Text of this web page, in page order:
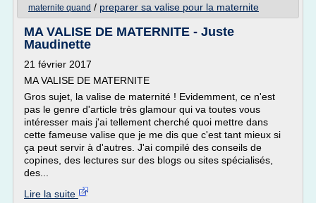
maternite quand / preparer sa valise pour la maternite
MA VALISE DE MATERNITE - Juste
Maudinette
21 février 2017
MA VALISE DE MATERNITE
Gros sujet, la valise de maternité ! Evidemment, ce n'est
pas le genre d'article très glamour qui va toutes vous
intéresser mais j'ai tellement cherché quoi mettre dans
cette fameuse valise que je me dis que c'est tant mieux si
ça peut servir à d'autres. J'ai compilé des conseils de
copines, des lectures sur des blogs ou sites spécialisés,
des...
Lire la suite